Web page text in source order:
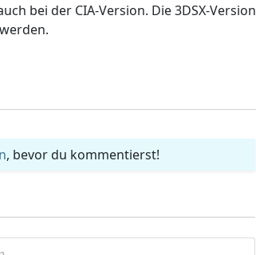
bei der CIA-Version. Die 3DSX-Version
, bevor du kommentierst!